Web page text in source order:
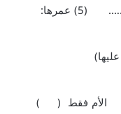
(4) عمل الأم: ………………………………………. (5) عمرها:
فقط ( )